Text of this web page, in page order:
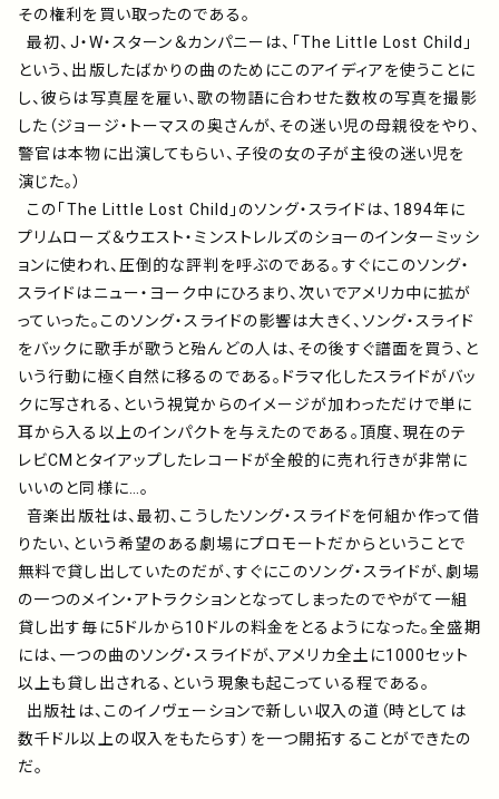
その権利を買い取ったのである。
最初、J・W・スターン＆カンパニーは、「The Little Lost Child」
という、出版したばかりの曲のためにこのアイディアを使うことに
し、彼らは写真屋を雇い、歌の物語に合わせた数枚の写真を撮影
した（ジョージ・トーマスの奥さんが、その迷い児の母親役をやり、
警官は本物に出演してもらい、子役の女の子が主役の迷い児を
演じた。）
この「The Little Lost Child」のソング・スライドは、1894年に
プリムローズ＆ウエスト・ミンストレルズのショーのインターミッシ
ョンに使われ、圧倒的な評判を呼ぶのである。すぐにこのソング・
スライドはニュー・ヨーク中にひろまり、次いでアメリカ中に拡が
っていった。このソング・スライドの影響は大きく、ソング・スライド
をバックに歌手が歌うと殆んどの人は、その後すぐ譜面を買う、と
いう行動に極く自然に移るのである。ドラマ化したスライドがバッ
クに写される、という視覚からのイメージが加わっただけで単に
耳から入る以上のインパクトを与えたのである。頂度、現在のテ
レビCMとタイアップしたレコードが全般的に売れ行きが非常に
いいのと同様に…。
音楽出版社は、最初、こうしたソング・スライドを何組か作って借
りたい、という希望のある劇場にプロモートだからということで
無料で貸し出していたのだが、すぐにこのソング・スライドが、劇場
の一つのメイン・アトラクションとなってしまったのでやがて一組
貸し出す毎に5ドルから10ドルの料金をとるようになった。全盛期
には、一つの曲のソング・スライドが、アメリカ全土に1000セット
以上も貸し出される、という現象も起こっている程である。
出版社は、このイノヴェーションで新しい収入の道（時としては
数千ドル以上の収入をもたらす）を一つ開拓することができたの
だ。